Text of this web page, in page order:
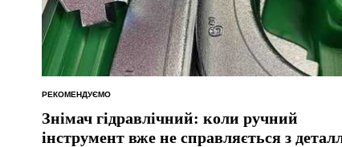
ОПУБЛІКУВАТИ
РЕКОМЕНДУЄМО
Знімач гідравлічний: коли ручний
інструмент вже не справляється з